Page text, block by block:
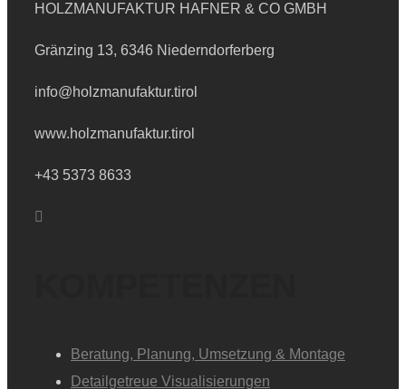
HOLZMANUFAKTUR HAFNER & CO GMBH
Gränzing 13, 6346 Niederndorferberg
info@holzmanufaktur.tirol
www.holzmanufaktur.tirol
+43 5373 8633
Beratung, Planung, Umsetzung & Montage
Detailgetreue Visualisierungen